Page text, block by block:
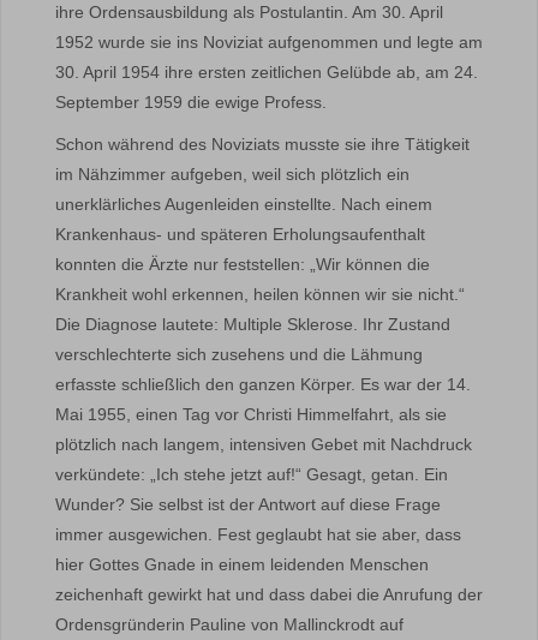
ihre Ordensausbildung als Postulantin. Am 30. April
1952 wurde sie ins Noviziat aufgenommen und legte am
30. April 1954 ihre ersten zeitlichen Gelübde ab, am 24.
September 1959 die ewige Profess.
Schon während des Noviziats musste sie ihre Tätigkeit
im Nähzimmer aufgeben, weil sich plötzlich ein
unerklärliches Augenleiden einstellte. Nach einem
Krankenhaus- und späteren Erholungsaufenthalt
konnten die Ärzte nur feststellen: „Wir können die
Krankheit wohl erkennen, heilen können wir sie nicht.“
Die Diagnose lautete: Multiple Sklerose. Ihr Zustand
verschlechterte sich zusehens und die Lähmung
erfasste schließlich den ganzen Körper. Es war der 14.
Mai 1955, einen Tag vor Christi Himmelfahrt, als sie
plötzlich nach langem, intensiven Gebet mit Nachdruck
verkündete: „Ich stehe jetzt auf!“ Gesagt, getan. Ein
Wunder? Sie selbst ist der Antwort auf diese Frage
immer ausgewichen. Fest geglaubt hat sie aber, dass
hier Gottes Gnade in einem leidenden Menschen
zeichenhaft gewirkt hat und dass dabei die Anrufung der
Ordensgründerin Pauline von Mallinckrodt auf